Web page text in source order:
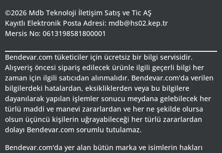
©2026 Mdb Teknoloji İletişim Satış ve Tic AŞ
Kayıtlı Elektronik Posta Adresi: mdb@hs02.kep.tr
Mersis No: 0613198581800001
Bendevar.com tüketiciler için ücretsiz bir bilgi servisidir.
Alışveriş öncesi sipariş edilecek ürünle ilgili geçerli bilgi her
zaman için ilgili satıcıdan alınmalıdır. Bendevar.com'da verilen
bilgilerdeki hatalardan, eksikliklerden veya bu bilgilere
dayanılarak yapılan işlemler sonucu meydana gelebilecek her
türlü maddi ve manevi zararlardan ve her ne şekilde olursa
olsun üçüncü kişilerin uğrayabileceği her türlü zararlardan
dolayı Bendevar.com sorumlu tutulamaz.
Bendevar.com'da yer alan bütün marka ve isimlerin hakları